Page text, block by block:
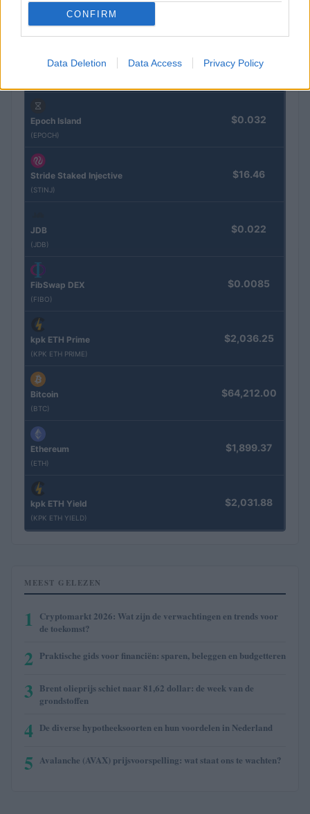
CONFIRM
Data Deletion Data Access Privacy Policy
Eureka Bridged PAX Gold (Terra
(PAXG)
Kinza Babylon Staked BTC $83,270.00
Epoch Island
(EPOCH)
$0.032
Stride Staked Injective
(STINJ)
$16.46
JDB
(JDB)
$0.022
FibSwap DEX
(FIBO)
$0.0085
kpk ETH Prime
(KPK ETH PRIME)
$2,036.25
Bitcoin
(BTC)
$64,212.00
Ethereum
(ETH)
$1,899.37
kpk ETH Yield
(KPK ETH YIELD)
$2,031.88
MEEST GELEZEN
1
Cryptomarkt 2026: Wat zijn de verwachtingen en trends voor
de toekomst?
2 Praktische gids voor financiën: sparen, beleggen en budgetteren
3 Brent olieprijs schiet naar 81,62 dollar: de week van de
grondstoffen
4 De diverse hypotheeksoorten en hun voordelen in Nederland
5 Avalanche (AVAX) prijsvoorspelling: wat staat ons te wachten?